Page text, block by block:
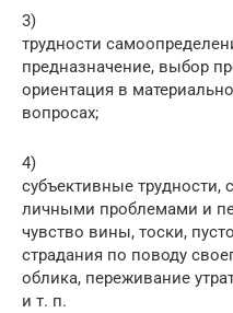
3)
трудности
предназначение, выбор
ориентация в
вопросах;
4)
субъективные трудности,
личными проблемами и
чувство вины, тоски,
страдания по поводу
облика, переживание
и т. п.